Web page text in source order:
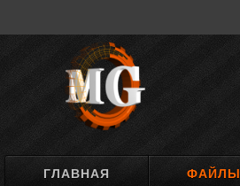
ГЛАВНАЯ ФАЙЛЫ